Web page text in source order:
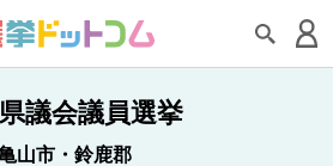
議会議員選挙
山市・鈴鹿郡